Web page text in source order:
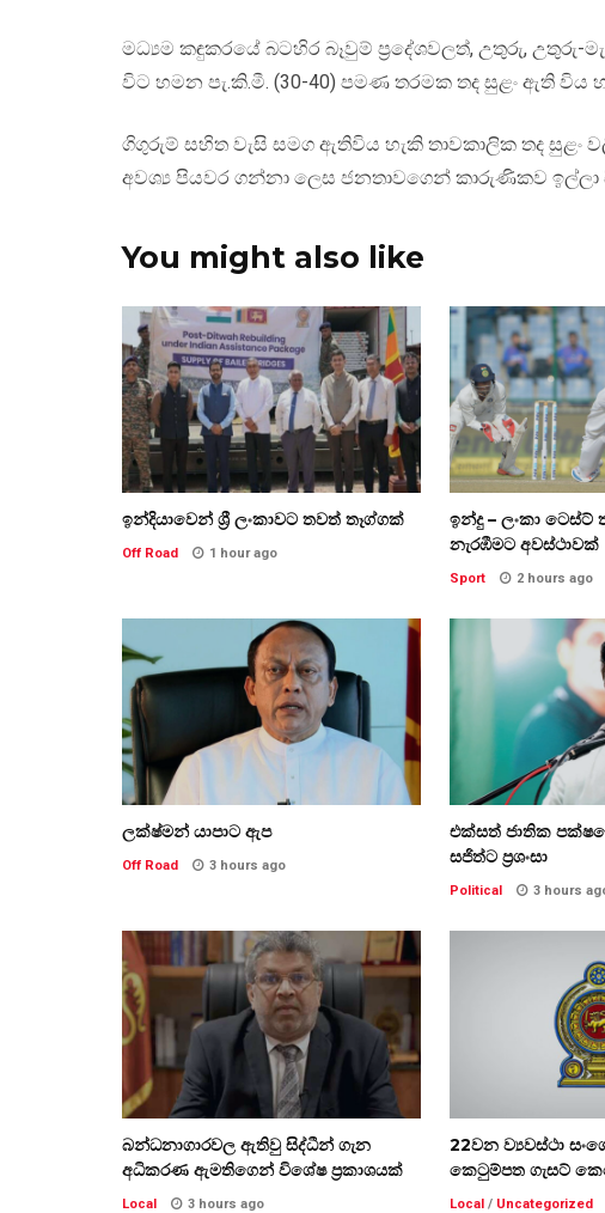
මධ්‍යම කඳුකරයේ බටහිර බෑවුම් ප්‍රදේශවලත්, උතුරු,
විට හමන පැ.කි.මී. (30-40) පමණ තරමක තද සුළං ඇති විය
ගිගුරුම් සහිත වැසි සමග ඇතිවිය හැකි තාවකාලික තද
අවශ්‍ය පියවර ගන්නා ලෙස ජනතාවගෙන් කාරුණිකව ඉල්ලා
You might also like
ඉන්දියාවෙන් ශ්‍රී ලංකාවට තවත් තෑග්ගක්
Off Road 1 hour ago
ඉන්දු – ලංකා
නැරඹීමට අවස්ථාවක්
Sport 2 hours ago
ලක්ෂ්මන් යාපාට ඇප
Off Road 3 hours ago
එක්සත් ජාතික
සජිත්ට ප්‍රශංසා
Political 3 hours
බන්ධනාගාරවල ඇතිවු සිද්ධීන් ගැන
අධිකරණ ඇමතිගෙන් විශේෂ ප්‍රකාශයක්
Local 3 hours ago
22වන ව්‍යවස්ථා
කෙටුම්පත ගැසට්
Local/ Uncategorized